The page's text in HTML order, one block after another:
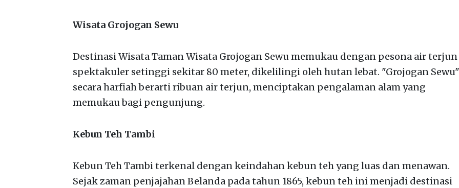
Wisata Grojogan Sewu
Destinasi Wisata Taman Wisata Grojogan Sewu memukau dengan pesona air terjun
spektakuler setinggi sekitar 80 meter, dikelilingi oleh hutan lebat. "Grojogan Sewu"
secara harfiah berarti ribuan air terjun, menciptakan pengalaman alam yang
memukau bagi pengunjung.
Kebun Teh Tambi
Kebun Teh Tambi terkenal dengan keindahan kebun teh yang luas dan menawan.
Sejak zaman penjajahan Belanda pada tahun 1865, kebun teh ini menjadi destinasi